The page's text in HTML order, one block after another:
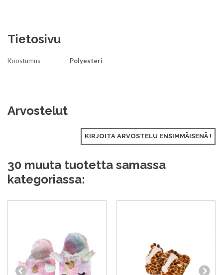
Tietosivu
Koostumus Polyesteri
Arvostelut
KIRJOITA ARVOSTELU ENSIMMÄISENÄ !
30 muuta tuotetta samassa
kategoriassa: